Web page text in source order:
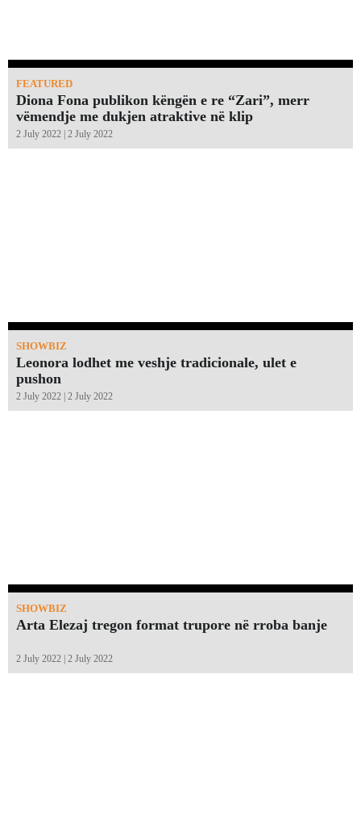
FEATURED
Diona Fona publikon këngën e re “Zari”, merr
vëmendje me dukjen atraktive në klip
2 July 2022 | 2 July 2022
SHOWBIZ
Leonora lodhet me veshje tradicionale, ulet e
pushon
2 July 2022 | 2 July 2022
SHOWBIZ
Arta Elezaj tregon format trupore në rroba banje
2 July 2022 | 2 July 2022